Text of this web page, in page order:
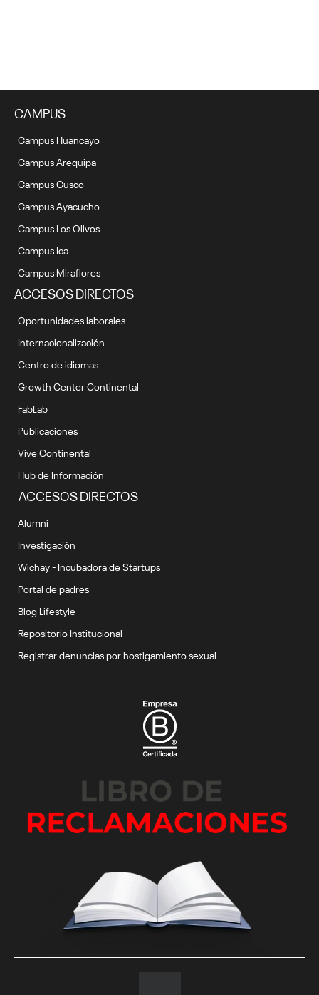
CAMPUS
Campus Huancayo
Campus Arequipa
Campus Cusco
Campus Ayacucho
Campus Los Olivos
Campus Ica
Campus Miraflores
ACCESOS DIRECTOS
Oportunidades laborales
Internacionalización
Centro de idiomas
Growth Center Continental
FabLab
Publicaciones
Vive Continental
Hub de Información
ACCESOS DIRECTOS
Alumni
Investigación
Wichay - Incubadora de Startups
Portal de padres
Blog Lifestyle
Repositorio Institucional
Registrar denuncias por hostigamiento sexual